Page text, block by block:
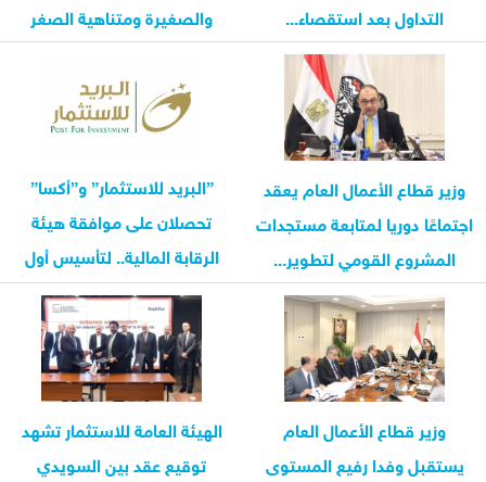
التداول بعد استقصاء...
والصغيرة ومتناهية الصغر
وزير قطاع الأعمال العام يعقد
اجتماعًا دوريا لمتابعة مستجدات
المشروع القومي لتطوير...
”البريد للاستثمار” و”أكسا”
تحصلان على موافقة هيئة
الرقابة المالية.. لتأسيس أول
شركة...
وزير قطاع الأعمال العام
يستقبل وفدا رفيع المستوى
الهيئة العامة للاستثمار تشهد
توقيع عقد بين السويدي